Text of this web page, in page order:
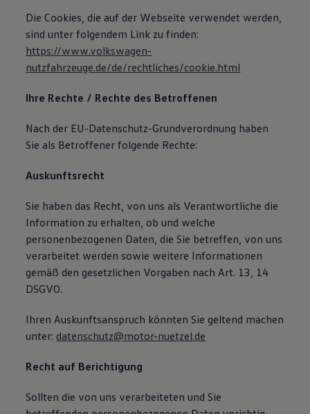
Die Cookies, die auf der Webseite verwendet werden,
sind unter folgendem Link zu finden:
https://www.volkswagen-
nutzfahrzeuge.de/de/rechtliches/cookie.html
Ihre Rechte / Rechte des Betroffenen
Nach der EU-Datenschutz-Grundverordnung haben
Sie als Betroffener folgende Rechte:
Auskunftsrecht
Sie haben das Recht, von uns als Verantwortliche die
Information zu erhalten, ob und welche
personenbezogenen Daten, die Sie betreffen, von uns
verarbeitet werden sowie weitere Informationen
gemäß den gesetzlichen Vorgaben nach Art. 13, 14
DSGVO.
Ihren Auskunftsanspruch könnten Sie geltend machen
unter: datenschutz@motor-nuetzel.de
Recht auf Berichtigung
Sollten die von uns verarbeiteten und Sie